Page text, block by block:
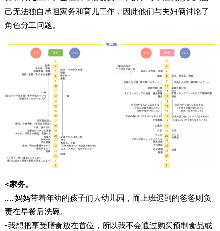
己无法独自承担家务和育儿工作，因此他们与夫妇俩讨论了
角色分工问题。
<家务。
……妈妈带着年幼的孩子们去幼儿园，而上班迟到的爸爸则负
责在早餐后洗碗。
-我想把享受膳食放在首位，所以我不会通过购买预制食品或